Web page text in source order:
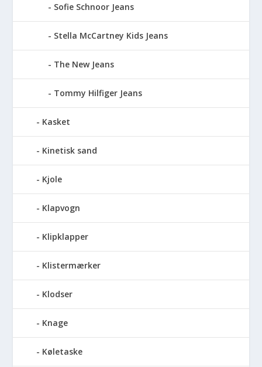
Sofie Schnoor Jeans
Stella McCartney Kids Jeans
The New Jeans
Tommy Hilfiger Jeans
Kasket
Kinetisk sand
Kjole
Klapvogn
Klipklapper
Klistermærker
Klodser
Knage
Køletaske